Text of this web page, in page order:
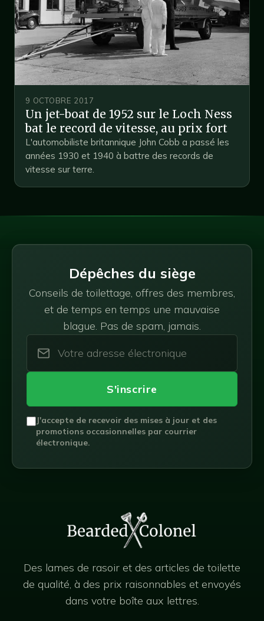
9 OCTOBRE 2017
Un jet-boat de 1952 sur le Loch Ness
bat le record de vitesse, au prix fort
L'automobiliste britannique John Cobb a passé les
années 1930 et 1940 à battre des records de
vitesse sur terre.
Dépêches du siège
Conseils de toilettage, offres des membres,
et de temps en temps une mauvaise
blague. Pas de spam, jamais.
S'inscrire
J'accepte de recevoir des mises à jour et des
promotions occasionnelles par courrier
électronique.
Des lames de rasoir et des articles de toilette
de qualité, à des prix raisonnables et envoyés
dans votre boîte aux lettres.